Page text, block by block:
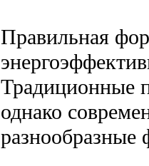
Правильная
Традиционные
однако